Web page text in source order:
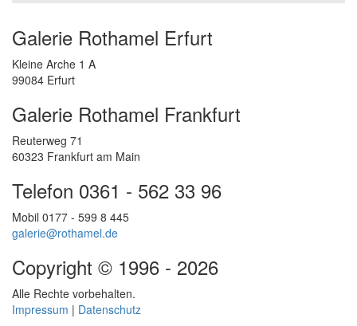
Galerie Rothamel Erfurt
Kleine Arche 1 A
99084 Erfurt
Galerie Rothamel Frankfurt
Reuterweg 71
60323 Frankfurt am Main
Telefon 0361 - 562 33 96
Mobil 0177 - 599 8 445
galerie@rothamel.de
Copyright © 1996 - 2026
Alle Rechte vorbehalten.
Impressum | Datenschutz